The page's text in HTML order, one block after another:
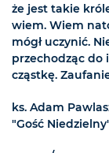
że jest takie
wiem. Wiem
mógł uczynić.
przechodząc do
cząstkę.
ks. Adam
"Gość